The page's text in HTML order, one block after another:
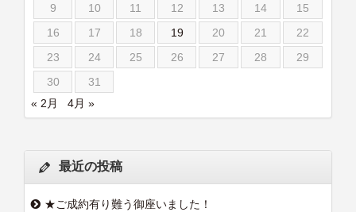
9
10 11 12 13 14
15
16
17 18 19 20 21
22
23
24 25 26 27 28
29
30
31
« 2月
4月 »
最近の投稿
★ご成約有り難う御座いました！